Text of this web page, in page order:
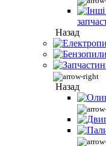
Назад
Назад